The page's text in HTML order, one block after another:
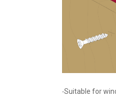
‧Suitable for